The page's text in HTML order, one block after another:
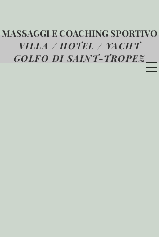
MASSAGGI E COACHING SPORTIVO
VILLA / HOTEL / YACHT
GOLFO DI SAINT-TROPEZ